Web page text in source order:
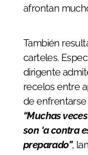
afrontan
También resulta compleja la confección de los
carteles.
dirigente
recelos entre
de
“Muchas
son ‘a contra
preparado”,